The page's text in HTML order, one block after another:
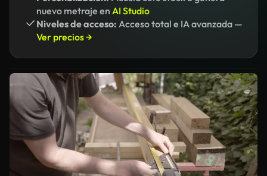
nuevo metraje en AI Studio
Niveles de acceso: Acceso total e IA avanzada —
Ver precios →